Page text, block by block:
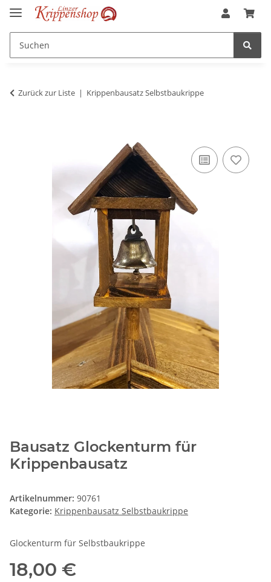
Zurück zur Liste Krippenbausatz Selbstbaukrippe
Bausatz Glockenturm für
Krippenbausatz
Artikelnummer: 90761
Kategorie: Krippenbausatz Selbstbaukrippe
Glockenturm für Selbstbaukrippe
18,00 €